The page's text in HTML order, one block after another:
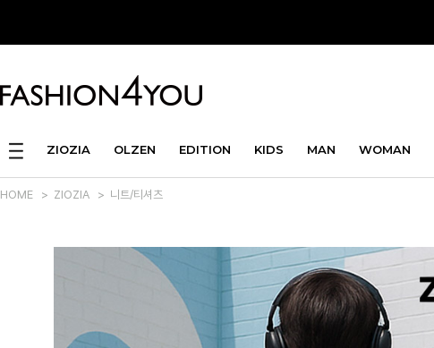
ZIOZIA OLZEN EDITION KIDS MAN WOMAN
HOME > ZIOZIA > 니트/티셔츠